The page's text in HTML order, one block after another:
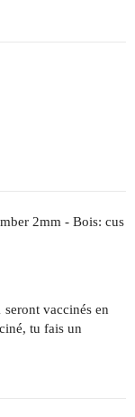
2mm - Bois: cus
vaccinés en
tu fais un